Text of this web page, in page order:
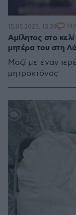
Αμίλητος στο
μητέρα του στη
Μαζί με έναν
μητροκτόνος
15.05.2025, 13:39 142